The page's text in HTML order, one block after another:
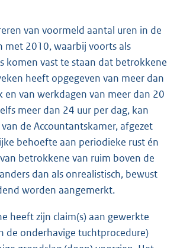
van voormeld aantal uren in de
met 2010, waarbij voorts als
komen vast te staan dat betrokkene
heeft opgegeven van meer dan
en van werkdagen van meer dan 20
meer dan 24 uur per dag, kan
de Accountantskamer, afgezet
behoefte aan periodieke rust én
betrokkene van ruim boven de
dan als onrealistisch, bewust
worden aangemerkt.
heeft zijn claim(s) aan gewerkte
de onderhavige tuchtprocedure)